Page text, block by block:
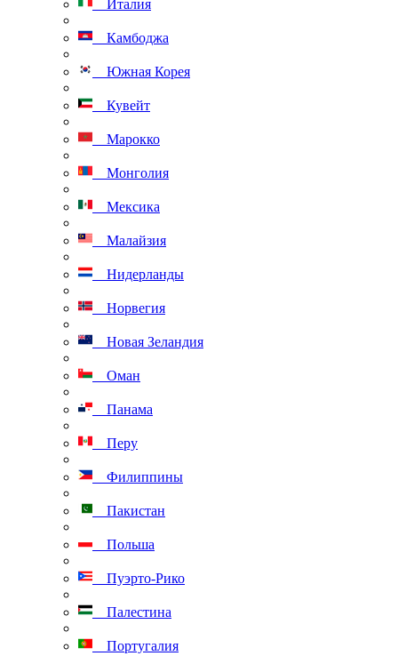
Италия
Камбоджа
Южная Корея
Кувейт
Марокко
Монголия
Мексика
Малайзия
Нидерланды
Норвегия
Новая Зеландия
Оман
Панама
Перу
Филиппины
Пакистан
Польша
Пуэрто-Рико
Палестина
Португалия